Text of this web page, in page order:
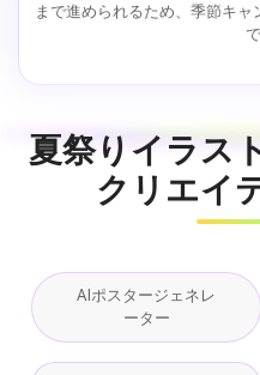
まで進められるため、季節キ
夏祭りイラス
クリエイ
AIポスタージェネレ
ーター